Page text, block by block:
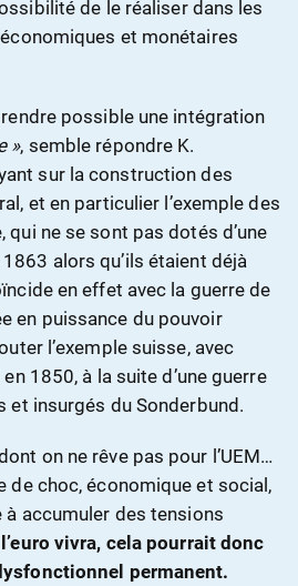
de le réaliser dans les
et monétaires
possible une intégration
», semble répondre K.
sur la construction des
et en particulier l’exemple des
qui ne se sont pas dotés d’une
alors qu’ils étaient déjà
en effet avec la guerre de
en puissance du pouvoir
l’exemple suisse, avec
1850, à la suite d’une guerre
et insurgés du Sonderbund.
on ne rêve pas pour l’UEM…
de choc, économique et social,
accumuler des tensions
vivra, cela pourrait donc
permanent.